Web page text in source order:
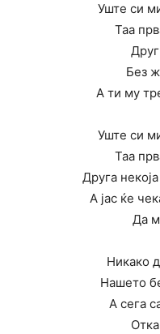
Уште си
Таа
Без
А ти му
Уште си
Таа
Друга
А јас ќе
Да
Никако
Нашето
А сега